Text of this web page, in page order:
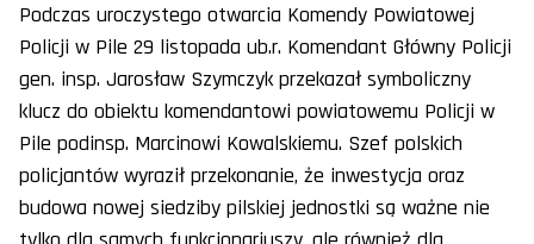
Podczas uroczystego otwarcia Komendy Powiatowej
Policji w Pile 29 listopada ub.r. Komendant Główny Policji
gen. insp. Jarosław Szymczyk przekazał symboliczny
klucz do obiektu komendantowi powiatowemu Policji w
Pile podinsp. Marcinowi Kowalskiemu. Szef polskich
policjantów wyraził przekonanie, że inwestycja oraz
budowa nowej siedziby pilskiej jednostki są ważne nie